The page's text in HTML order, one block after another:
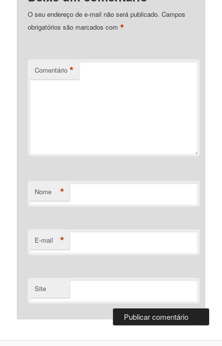
O seu endereço de e-mail não será publicado. Campos
obrigatórios são marcados com*
Comentário *
Nome *
E-mail *
Site